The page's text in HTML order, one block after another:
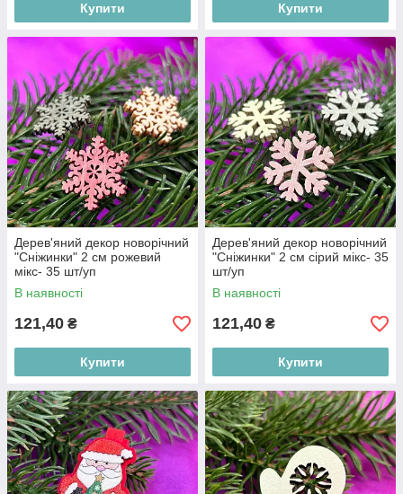
Купити Купити
Дерев'яний декор новорічний
"Сніжинки" 2 см рожевий
мікс- 35 шт/уп
В наявності
121,40 ₴
Купити
Дерев'яний декор новорічний
"Сніжинки" 2 см сірий мікс- 35
шт/уп
В наявності
121,40 ₴
Купити